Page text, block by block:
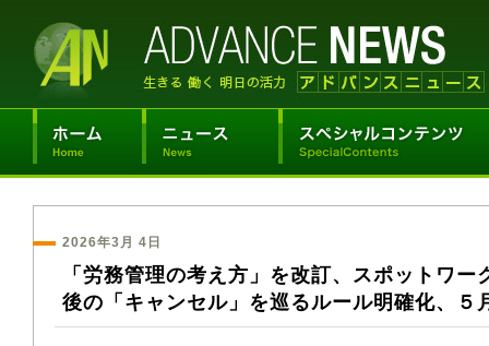
2026年3月 4日
「労務管理の考え方」を改訂、スポットワ
後の「キャンセル」を巡るルール明確化、５